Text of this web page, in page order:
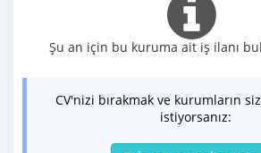
Şu an için bu kuruma ait iş ilanı
CV'nizi bırakmak ve kurumların
istiyorsanız: